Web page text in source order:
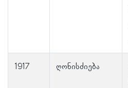
1917 ღონისძიება